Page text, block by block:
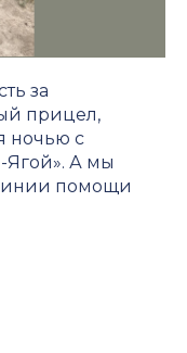
за
прицел,
ночью с
А мы
помощи